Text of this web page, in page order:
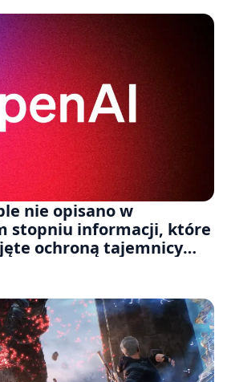
nie opisano w
stopniu informacji, które
ochroną tajemnicy
żąda odrzucenia